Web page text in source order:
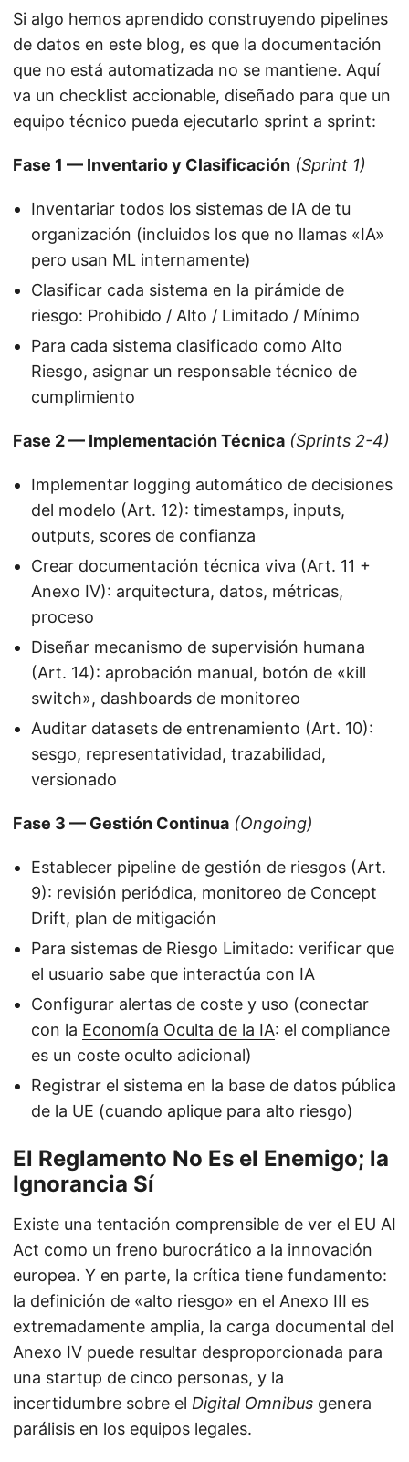
Si algo hemos aprendido construyendo pipelines
de datos en este blog, es que la documentación
que no está automatizada no se mantiene. Aquí
va un checklist accionable, diseñado para que un
equipo técnico pueda ejecutarlo sprint a sprint:
Fase 1 — Inventario y Clasificación (Sprint 1)
Inventariar todos los sistemas de IA de tu
organización (incluidos los que no llamas «IA»
pero usan ML internamente)
Clasificar cada sistema en la pirámide de
riesgo: Prohibido / Alto / Limitado / Mínimo
Para cada sistema clasificado como Alto
Riesgo, asignar un responsable técnico de
cumplimiento
Fase 2 — Implementación Técnica (Sprints 2-4)
Implementar logging automático de decisiones
del modelo (Art. 12): timestamps, inputs,
outputs, scores de confianza
Crear documentación técnica viva (Art. 11 +
Anexo IV): arquitectura, datos, métricas,
proceso
Diseñar mecanismo de supervisión humana
(Art. 14): aprobación manual, botón de «kill
switch», dashboards de monitoreo
Auditar datasets de entrenamiento (Art. 10):
sesgo, representatividad, trazabilidad,
versionado
Fase 3 — Gestión Continua (Ongoing)
Establecer pipeline de gestión de riesgos (Art.
9): revisión periódica, monitoreo de Concept
Drift, plan de mitigación
Para sistemas de Riesgo Limitado: verificar que
el usuario sabe que interactúa con IA
Configurar alertas de coste y uso (conectar
con la Economía Oculta de la IA: el compliance
es un coste oculto adicional)
Registrar el sistema en la base de datos pública
de la UE (cuando aplique para alto riesgo)
El Reglamento No Es el Enemigo; la
Ignorancia Sí
Existe una tentación comprensible de ver el EU AI
Act como un freno burocrático a la innovación
europea. Y en parte, la crítica tiene fundamento:
la definición de «alto riesgo» en el Anexo III es
extremadamente amplia, la carga documental del
Anexo IV puede resultar desproporcionada para
una startup de cinco personas, y la
incertidumbre sobre el Digital Omnibus genera
parálisis en los equipos legales.